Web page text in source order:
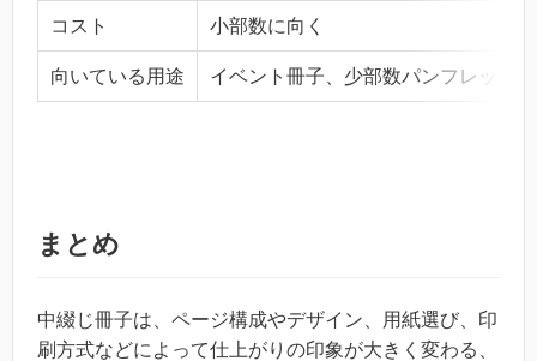
コスト 小部数に向く
向いている用途 イベント冊子、少部数パンフレット
まとめ
中綴じ冊子は、ページ構成やデザイン、用紙選び、印
刷方式などによって仕上がりの印象が大きく変わる、